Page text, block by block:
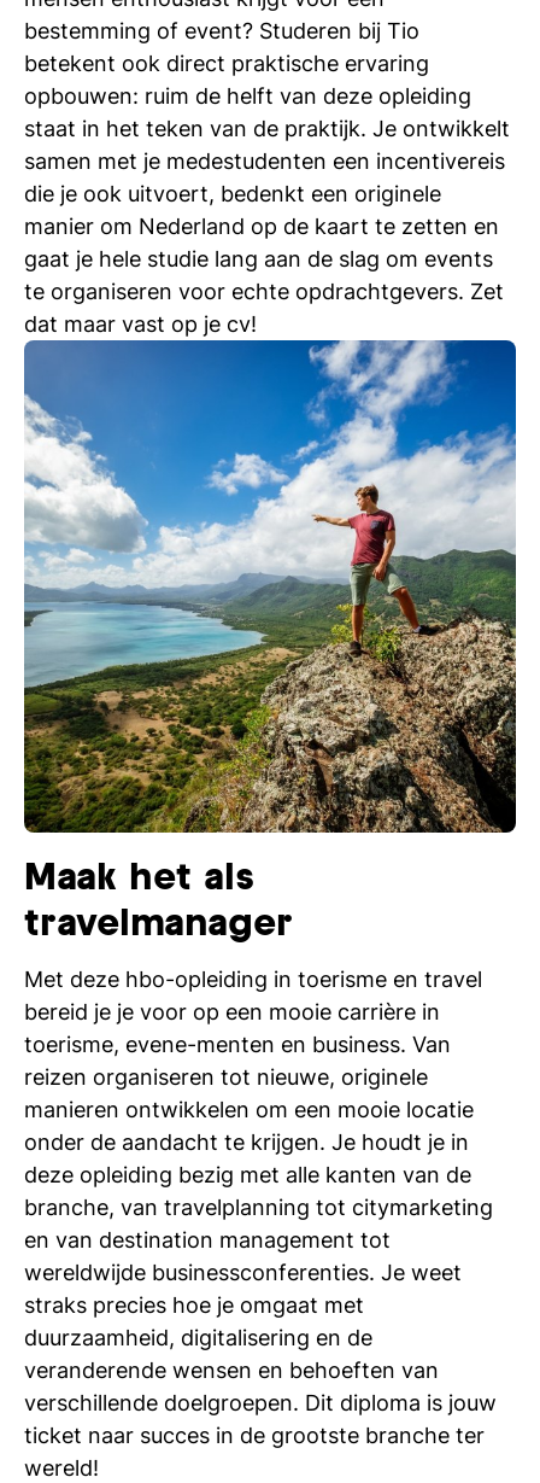
bestemming of event? Studeren bij Tio
betekent ook direct praktische ervaring
opbouwen: ruim de helft van deze opleiding
staat in het teken van de praktijk. Je ontwikkelt
samen met je medestudenten een incentivereis
die je ook uitvoert, bedenkt een originele
manier om Nederland op de kaart te zetten en
gaat je hele studie lang aan de slag om events
te organiseren voor echte opdrachtgevers. Zet
dat maar vast op je cv!
Maak het als
travelmanager
Met deze hbo-opleiding in toerisme en travel
bereid je je voor op een mooie carrière in
toerisme, evene-menten en business. Van
reizen organiseren tot nieuwe, originele
manieren ontwikkelen om een mooie locatie
onder de aandacht te krijgen. Je houdt je in
deze opleiding bezig met alle kanten van de
branche, van travelplanning tot citymarketing
en van destination management tot
wereldwijde businessconferenties. Je weet
straks precies hoe je omgaat met
duurzaamheid, digitalisering en de
veranderende wensen en behoeften van
verschillende doelgroepen. Dit diploma is jouw
ticket naar succes in de grootste branche ter
wereld!